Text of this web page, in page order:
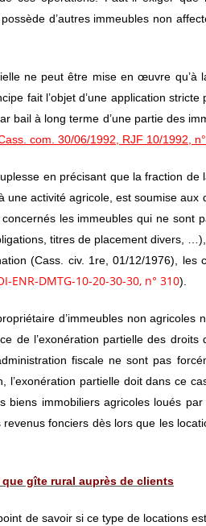
d’autres immeubles non
ne peut être mise en œuvre qu’à
fait l’objet d’une application
bail à long terme d’une partie des
com. 30/06/1992, RJF 10/1992,
en précisant que la fraction
une activité agricole, est soumise
les immeubles qui ne sont
titres de placement divers,
(Cass. civ. 1re, 01/12/1976), les
ENR-DMTG-10-20-30-30, n° 310).
d’immeubles non
de l’exonération partielle des droits
fiscale ne sont pas
l’exonération partielle doit dans ce
biens immobiliers agricoles loués
fonciers dès lors que les
gîte rural auprès de clients
de savoir si ce type de locations